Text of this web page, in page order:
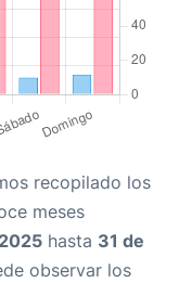
recopilado los
meses
hasta 31 de
observar los